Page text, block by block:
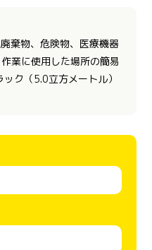
棄物、危険物、医療機器
業に使用した場所の簡易
ク（5.0立方メートル）